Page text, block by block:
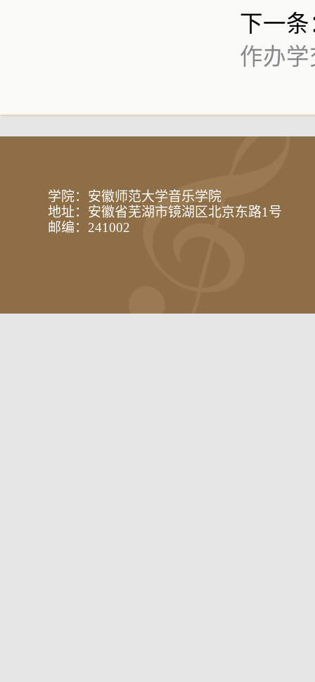
下一条
作办
学院：安徽师范大学音乐学院
地址：安徽省芜湖市镜湖区北京东路1号
邮编：241002